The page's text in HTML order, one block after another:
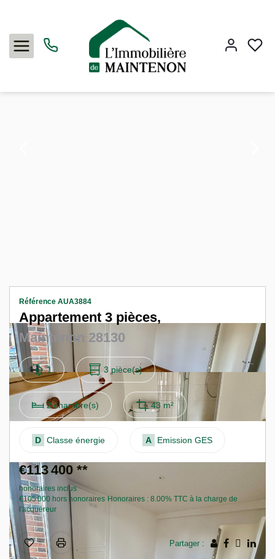
F
Vente appartement 43.61 m², Maintenon 28130Eure-et-Loir
Accueil Ref. : AUA3884
Référence AUA3884
Appartement 3 pièces,
Maintenon 28130
1 3 pièce(s)
2 chambre(s) 43 m²
D Classe énergie A Emission GES
€113 400 **
honoraires inclus
€105 000 hors honoraires Honoraires : 8.00% TTC à la charge de
l'acquéreur
Partager :